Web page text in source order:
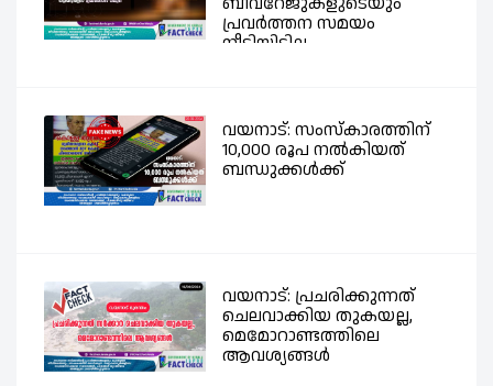
പ്രവര്‍ത്തന സമയം
നീട്ടിയിട്ടില്ല -...
വയനാട്: സംസ്കാരത്തിന്
10,000 രൂപ നൽകിയത്
ബന്ധുക്കൾക്ക്
വയനാട്: പ്രചരിക്കുന്നത്
ചെലവാക്കിയ തുകയല്ല,
മെമോറാണ്ടത്തിലെ
ആവശ്യങ്ങൾ